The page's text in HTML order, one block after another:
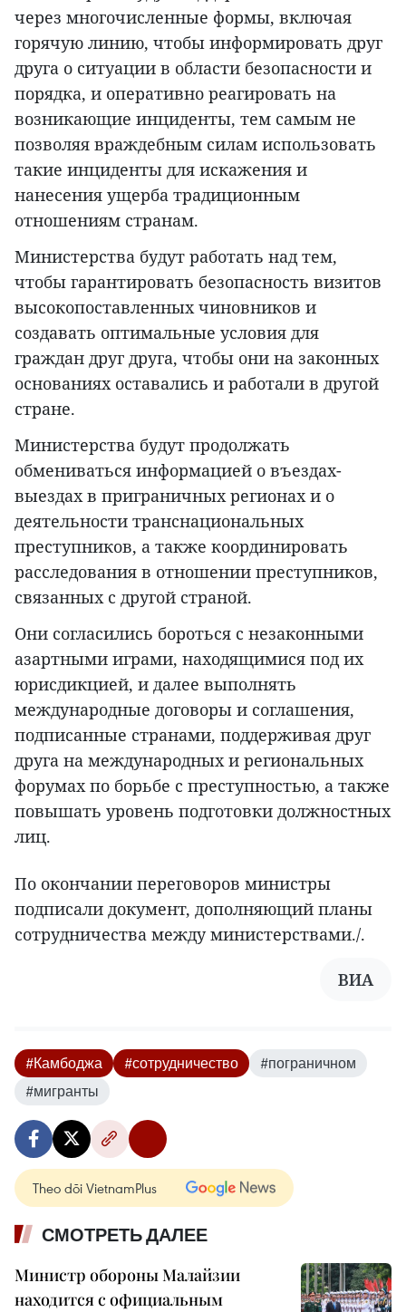
через многочисленные формы, включая
горячую линию, чтобы информировать друг
друга о ситуации в области безопасности и
порядка, и оперативно реагировать на
возникающие инциденты, тем самым не
позволяя враждебным силам использовать
такие инциденты для искажения и
нанесения ущерба традиционным
отношениям странам.
Министерства будут работать над тем,
чтобы гарантировать безопасность визитов
высокопоставленных чиновников и
создавать оптимальные условия для
граждан друг друга, чтобы они на законных
основаниях оставались и работали в другой
стране.
Министерства будут продолжать
обмениваться информацией о въездах-
выездах в приграничных регионах и о
деятельности транснациональных
преступников, а также координировать
расследования в отношении преступников,
связанных с другой страной.
Они согласились бороться с незаконными
азартными играми, находящимися под их
юрисдикцией, и далее выполнять
международные договоры и соглашения,
подписанные странами, поддерживая друг
друга на международных и региональных
форумах по борьбе с преступностью, а также
повышать уровень подготовки должностных
лиц.
По окончании переговоров министры
подписали документ, дополняющий планы
сотрудничества между министерствами./.
ВИА
#Камбоджа #сотрудничество
#пограничном
#мигранты
Theo dõi VietnamPlus
СМОТРЕТЬ ДАЛЕЕ
Министр обороны Малайзии
находится с официальным